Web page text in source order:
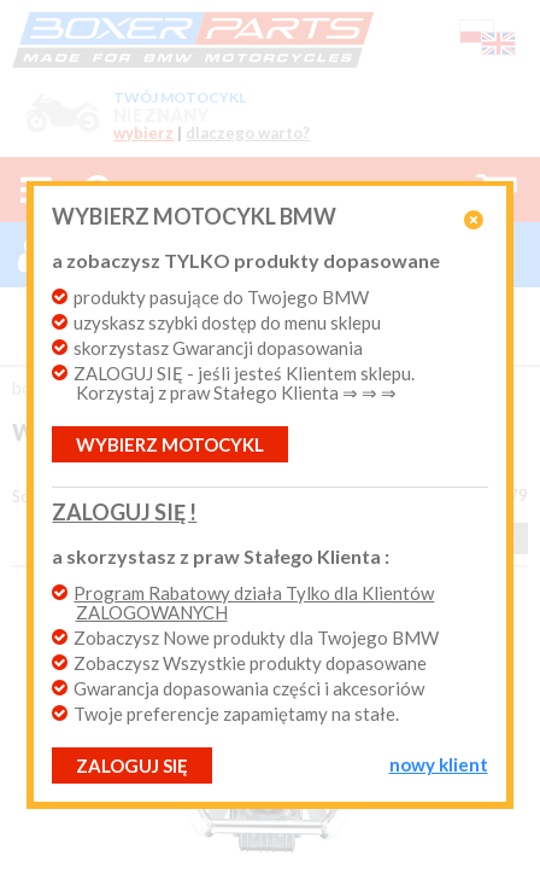
TWÓJ MOTOCYKL
wybierz | dlaczego warto?

WYBIERZ MOTOCYKL BMW
a zobaczysz TYLKO produkty dopasowane
produkty pasujące do Twojego BMW
uzyskasz szybki dostęp do menu sklepu
skorzystasz Gwarancji dopasowania
ZALOGUJ SIĘ - jeśli jesteś Klientem sklepu.
Korzystaj z praw Stałego Klienta ⇒ ⇒ ⇒
WYBIERZ MOTOCYKL
ZALOGUJ SIĘ !
a skorzystasz z praw Stałego Klienta :
Program Rabatowy działa Tylko dla Klientów
ZALOGOWANYCH
Zobaczysz Nowe produkty dla Twojego BMW
Zobaczysz Wszystkie produkty dopasowane
Gwarancja dopasowania części i akcesoriów
Twoje preferencje zapamiętamy na stałe.
ZALOGUJ SIĘ nowy klient
  
0
 Nowy klient
Login:
Hasło:
przypomnij mi hasło nowy klient
Produkty dopasowane do Twojego motocykla
BMW. Program Rabatowy po pierwszych zakupach. Od 20
lat on-line kurier Inpost i Paczkomat od 9.90 zł
boxer-parts / Wyprzedaż - okazje cenowe
WYPRZEDAŻ - OKAZJE CENOWE
Sortuj według produkty 1 - 48 z 79